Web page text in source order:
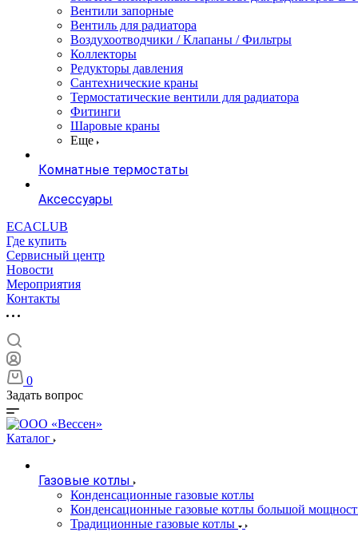
Вентили запорные
Вентиль для радиатора
Воздухоотводчики / Клапаны / Фильтры
Коллекторы
Редукторы давления
Сантехнические краны
Термостатические вентили для радиатора
Фитинги
Шаровые краны
Еще
Комнатные термостаты
Аксессуары
ECACLUB
Где купить
Сервисный центр
Новости
Мероприятия
Контакты
0
Задать вопрос
Каталог
Газовые котлы
Конденсационные газовые котлы
Конденсационные газовые котлы большой
Традиционные газовые котлы